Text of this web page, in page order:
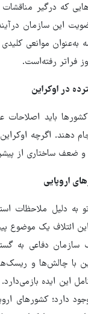
که درگیر
این سازمان
به‌عنوان موانعی
باید اصلاحات
دهند. اگرچه
و ضعف ساختاری از
به دلیل ملاحظات
ائتلاف یک موضوع
سازمان دفاعی به
با چالش‌ها و
این ایده بازمی‌دارد.
دارد؛ کشورهای